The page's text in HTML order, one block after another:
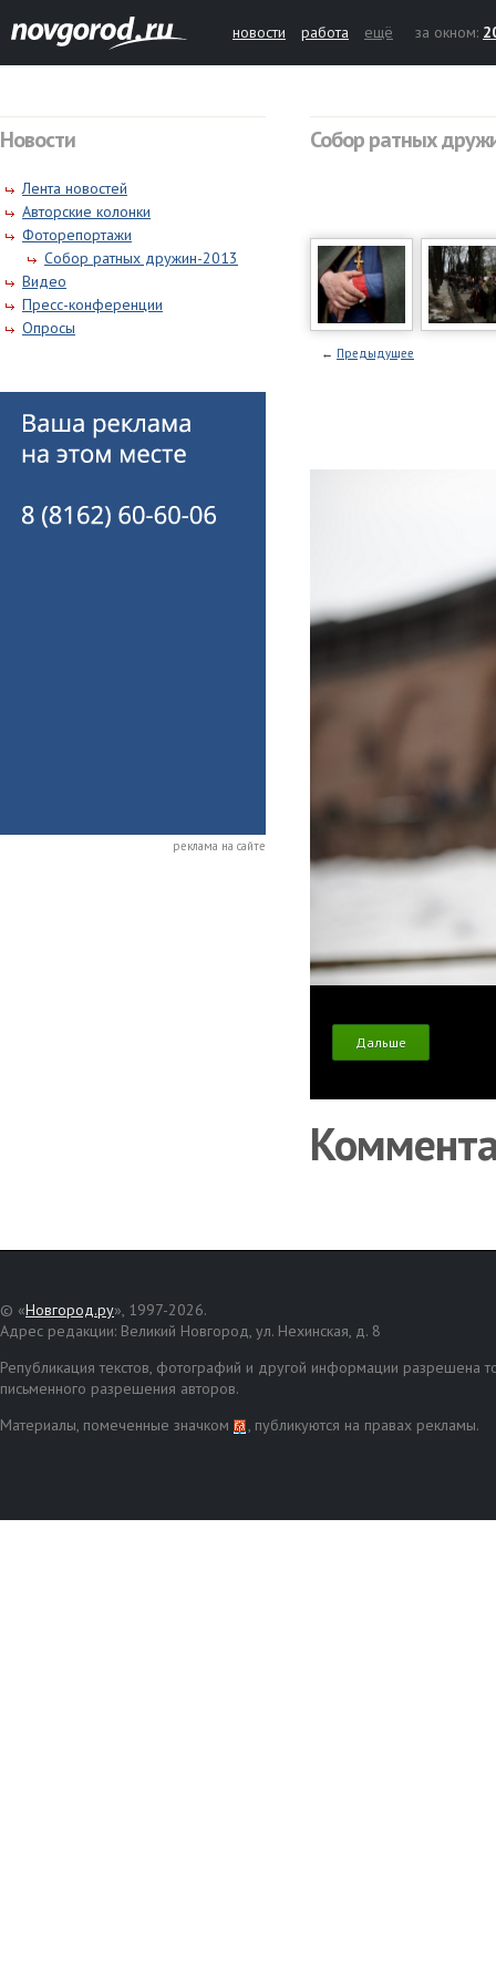
новости работа ещё за окном:
Новости
Лента новостей
Авторские колонки
Фоторепортажи
Собор ратных дружин-2013
Видео
Пресс-конференции
Опросы
реклама на сайте
Собор ратных
← Предыдущее
Дальше
© «Новгород.ру», 1997-2026.
Адрес редакции: Великий Новгород, ул. Нехинская, д. 8
Републикация текстов, фотографий и другой информации разрешена
письменного разрешения авторов.
Материалы, помеченные значком
, публикуются на правах рекламы.